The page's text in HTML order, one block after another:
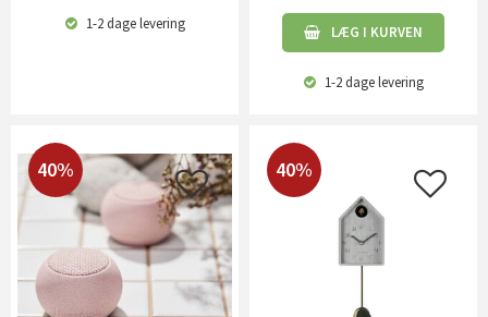
1-2 dagelevering LÆG I KURVEN
1-2 dagelevering
40% 40%